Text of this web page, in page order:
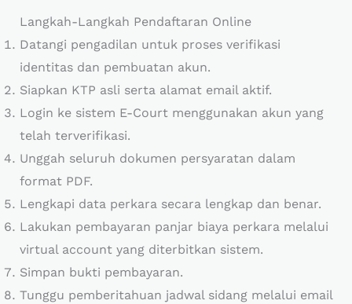
Langkah-Langkah Pendaftaran Online
Datangi pengadilan untuk proses verifikasi
identitas dan pembuatan akun.
Siapkan KTP asli serta alamat email aktif.
Login ke sistem E-Court menggunakan akun yang
telah terverifikasi.
Unggah seluruh dokumen persyaratan dalam
format PDF.
Lengkapi data perkara secara lengkap dan benar.
Lakukan pembayaran panjar biaya perkara melalui
virtual account yang diterbitkan sistem.
Simpan bukti pembayaran.
Tunggu pemberitahuan jadwal sidang melalui email